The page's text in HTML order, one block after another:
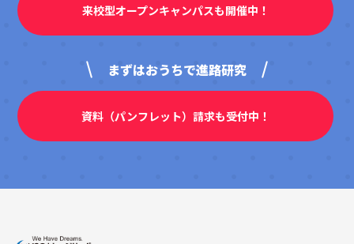
来校型オープンキャンパスも開催中！
まずはおうちで進路研究
資料（パンフレット）請求も受付中！